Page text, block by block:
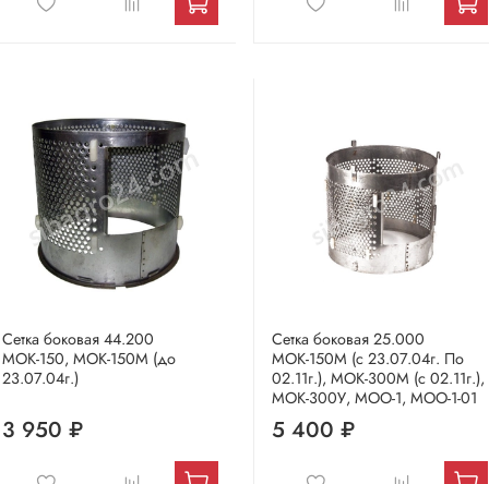
Сетка боковая 44.200
МОК-150, МОК-150М (до
23.07.04г.)
3 950 ₽
Сетка боковая 25.000
МОК-150М (с 23.07.04г. По
02.11г.), МОК-300М (с 02.11г.),
МОК-300У, МОО-1, МОО-1-01
5 400 ₽